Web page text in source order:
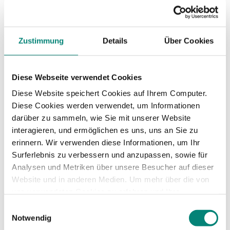
Zustimmung Details Über Cookies
Diese Webseite verwendet Cookies
Diese Website speichert Cookies auf Ihrem Computer.
Diese Cookies werden verwendet, um Informationen
darüber zu sammeln, wie Sie mit unserer Website
interagieren, und ermöglichen es uns, uns an Sie zu
erinnern. Wir verwenden diese Informationen, um Ihr
Surferlebnis zu verbessern und anzupassen, sowie für
Analysen und Metriken über unsere Besucher auf dieser
Website und in anderen Medien. Um mehr über die von
Datenschutzerklärung
Notwendig
Beendigung der täglichen Arbeitszeit
eine ununterbrochene Ruhezeit von
mindestens elf Stunden haben.“
Das ist die rote Linie, an der kein Wunsch
vorbeikommt. Ergänzend gilt in Deutschland: Der
Arbeitszeit mitbestimmen – „Beginn und Ende der
täglichen Arbeitszeit einschließlich der Pausen
sowie Verteilung der Arbeitszeit auf die einzelnen
Wochentage;“
Praktisch heißt das: Du entwirfst die Regeln
gemeinsam und hältst Änderungen am
veröffentlichten Plan an ein klares Verfahren.
(Gesetze im Internet )